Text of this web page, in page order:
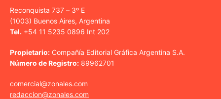
Reconquista 737 – 3º E
(1003) Buenos Aires, Argentina
Tel. +54 11 5235 0896 Int 202
Propietario: Compañía Editorial Gráfica Argentina S.A.
Número de Registro: 89962701
comercial@zonales.com
redaccion@zonales.com